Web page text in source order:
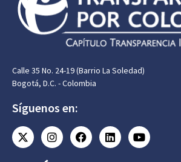
Calle 35 No. 24-19 (Barrio La Soledad)
Bogotá, D.C. - Colombia
Síguenos en: